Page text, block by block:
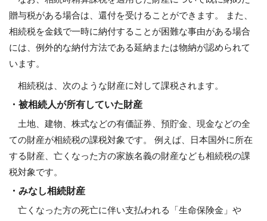
贈与税がある場合は、還付を受けることができます。 また、
相続税を金銭で一時に納付することが困難な事由がある場合
には、例外的な納付方法である延納または物納が認められて
います。
相続税は、次のような財産に対して課税されます。
・被相続人が所有していた財産
土地、建物、株式などの有価証券、預貯金、現金などの全
ての財産が相続税の課税対象です。 例えば、日本国外に所在
する財産、亡くなった方の家族名義の財産なども相続税の課
税対象です。
・みなし相続財産
亡くなった方の死亡に伴い支払われる「生命保険金」や